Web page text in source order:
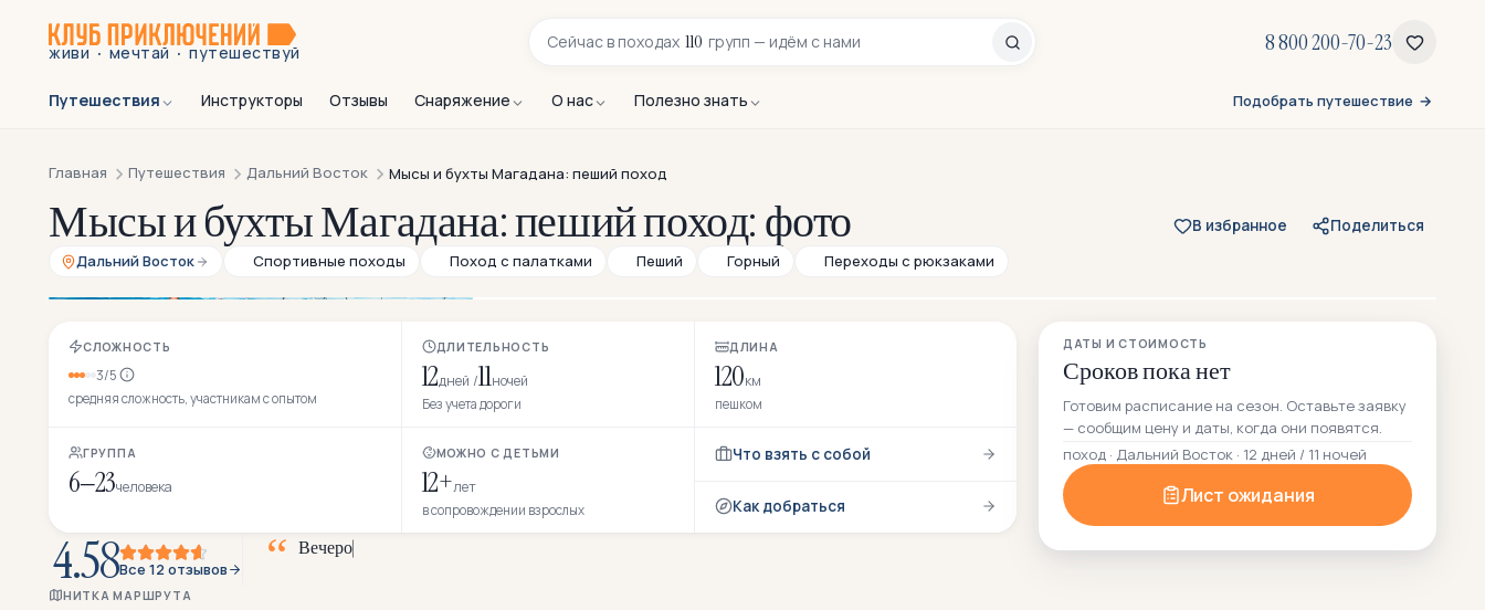
живи · мечтай · путешествуй
Сейчас в походах 110 групп — идём с нами 8 800 200-70-23
Путешествия Инструкторы Отзывы Снаряжение О нас Полезно знать Подобрать путешествие
Главная Путешествия Дальний Восток Мысы и бухты Магадана: пеший поход
Мысы и бухты Магадана: пеший поход: фото В избранное
Поделиться
Дальний Восток
Спортивные походы Поход с палатками Пеший Горный Переходы с рюкзаками
СЛОЖНОСТЬ
3/5
средняя сложность, участникам с опытом
ДЛИТЕЛЬНОСТЬ
12дней /11ночей
Без учета дороги
ДЛИНА
120км
пешком
ГРУППА
6–23человека
МОЖНО С ДЕТЬМИ
12+лет
в сопровождении взрослых
Что взять с собой
Как добраться
4.58Все 12 отзывов
Вечером
НИТКА МАРШРУТА
ДАТЫ И СТОИМОСТЬ
Сроков пока нет
Готовим расписание на сезон. Оставьте заявку
— сообщим цену и даты, когда они появятся.
поход · Дальний Восток · 12 дней / 11 ночей
Лист ожидания